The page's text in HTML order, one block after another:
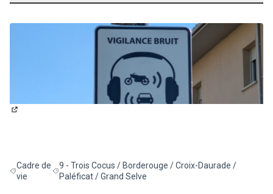
Filtrer les résultats de la catégorie : Cadre de vie
Cadre de
vie
Filtrer les résultats pour le secteur : 9 - Trois Cocus /
9 - Trois Cocus / Borderouge / Croix-Daurade /
Paléficat / Grand Selve